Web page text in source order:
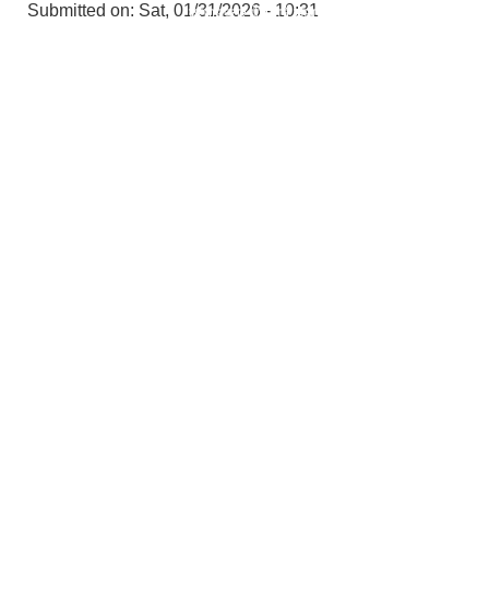
दरभाउपत्र पेश गर्ने सम्बन्धी सूचना।
Submitted on: Sat, 01/31/2026 - 10:31